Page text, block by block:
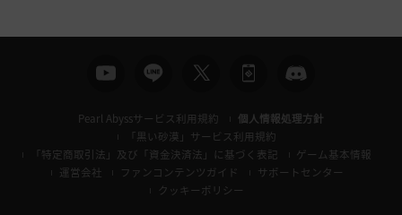
Pearl Abyssサービス利用規約
個人情報処理方針
「黒い砂漠」サービス利用規約
「特定商取引法」及び「資金決済法」に基づく表記
ゲーム基本情報
運営会社
ファンコンテンツガイド
サポートセンター
クッキーポリシー